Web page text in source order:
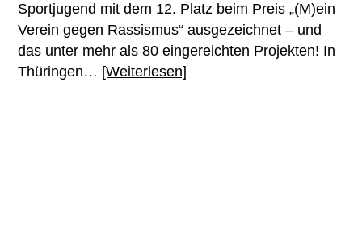
Sportjugend mit dem 12. Platz beim Preis „(M)ein
Verein gegen Rassismus“ ausgezeichnet – und
das unter mehr als 80 eingereichten Projekten! In
Thüringen… [Weiterlesen]